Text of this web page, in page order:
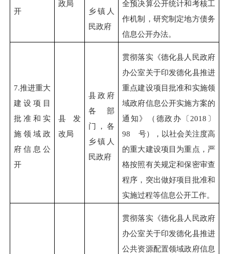
开
政局
乡镇人
民政府
全预决算公开统计和考核工
作机制，研究制定地方债务
信息公开办法。
7.推进重大
建设项目
批准和实
施领域政
府信息公
开
县发
改局
县政府
各部
门，各
乡镇人
民政府
贯彻落实《德化县人民政府
办公室关于印发德化县推进
重点建设项目批准和实施领
域政府信息公开实施方案的
通知》（德政办〔2018〕
98 号），以社会关注度高
的重大建设项目为重点，严
格按照有关规定和保密审查
程序，突出做好项目批准和
实施过程等信息公开工作。
贯彻落实《德化县人民政府
办公室关于印发德化县推进
公共资源配置领域政府信息